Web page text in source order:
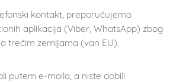
kontakt, preporučujemo
aplikacija (Viber, WhatsApp) zbog
trećim zemljama (van EU).
putem e-maila, a niste dobili